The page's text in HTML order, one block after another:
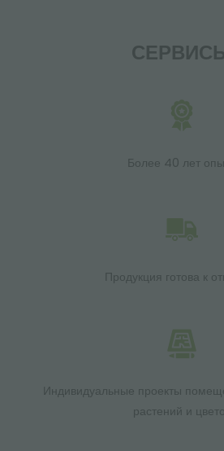
Более 40 лет
Продукция готова к
Индивидуальные проекты
растений и